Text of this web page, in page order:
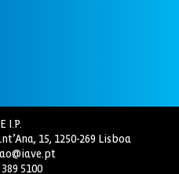
I.P.
15, 1250-269 Lisboa
389 5100